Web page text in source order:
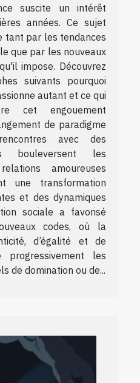
suscite un intérêt
années. Ce sujet
tant par les tendances
que par les nouveaux
impose. Découvrez
suivants pourquoi
autant et ce qui
cet engouement
de paradigme
avec des
bouleversent les
amoureuses
une transformation
et des dynamiques
sociale a favorisé
codes, où la
d’égalité et de
progressivement les
de domination ou de...